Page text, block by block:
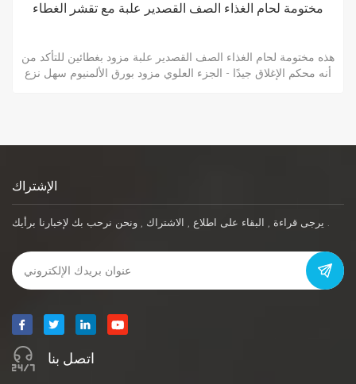
مختومة لحام الغذاء الصف القصدير علبة مع تقشر الغطاء
هذه مختومة لحام الغذاء الصف القصدير علبة مزود بغطائين للتأكد من
أنه محكم الإغلاق جيدًا - الجزء العلوي مزود بورق الألمنيوم سهل نزع
الإشتراك
يرجى قراءة , البقاء على اطلاع , الاشتراك , ونحن نرحب بك لإخبارنا برأيك .
اتصل بنا